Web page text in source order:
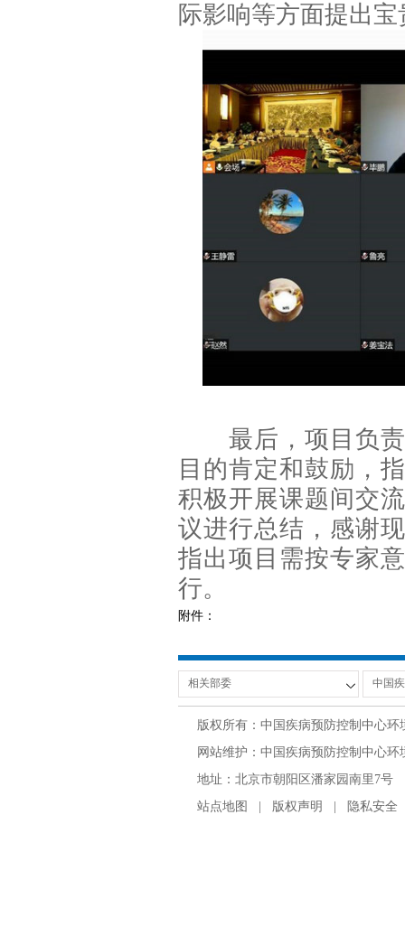
际影响等方面提出
最后，项目负责
目的肯定和鼓励，
积极开展课题间交
议进行总结，感谢
指出项目需按专家
行。
附件：
版权所有：中国疾病预防控制中心环
网站维护：中国疾病预防控制中心
地址：北京市朝阳区潘家园南里7号
站点地图
版权声明 隐私安全